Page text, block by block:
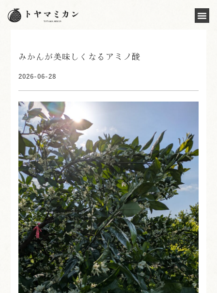
みかんが美味しくなるアミノ酸
2026-06-28